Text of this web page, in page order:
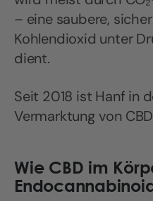
– eine saubere,
Kohlendioxid unter
dient.
Seit 2018 ist Hanf in
Vermarktung von
Wie CBD im